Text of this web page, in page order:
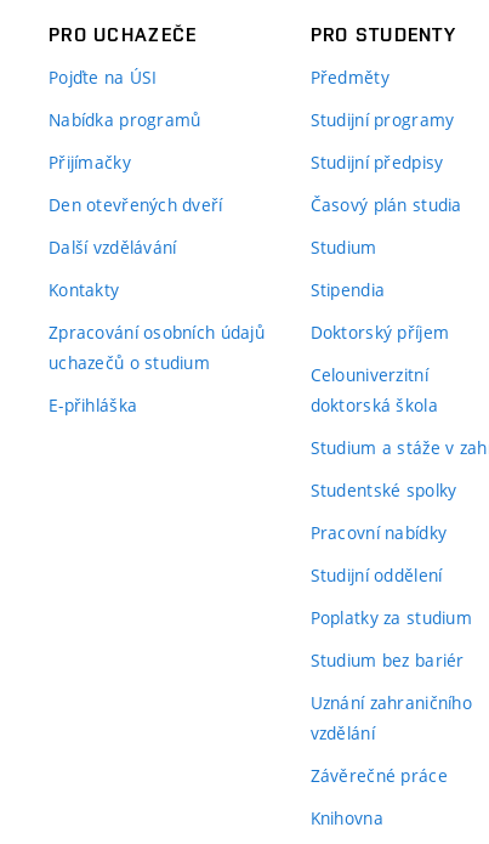
PRO UCHAZEČE
Pojďte na ÚSI
Nabídka programů
Přijímačky
Den otevřených dveří
Další vzdělávání
Kontakty
Zpracování osobních údajů
uchazečů o studium
E-přihláška
PRO STUDENTY
Předměty
Studijní programy
Studijní předpisy
Časový plán studia
Studium
Stipendia
Doktorský příjem
Celouniverzitní
doktorská škola
Studium a stáže v
Studentské spolky
Pracovní nabídky
Studijní oddělení
Poplatky za studium
Studium bez bariér
Uznání zahraničního
vzdělání
Závěrečné práce
Knihovna